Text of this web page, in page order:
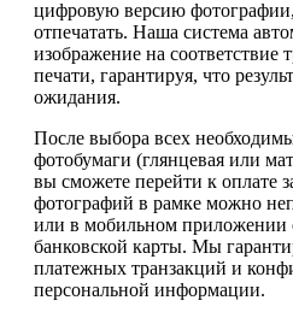
цифровую версию
отпечатать. Наша система
изображение на соответствие
печати, гарантируя, что
ожидания.
После выбора всех
фотобумаги (глянцевая или
вы сможете перейти к оплате
фотографий в рамке можно
или в мобильном приложении
банковской карты. Мы
платежных транзакций и
персональной информации.